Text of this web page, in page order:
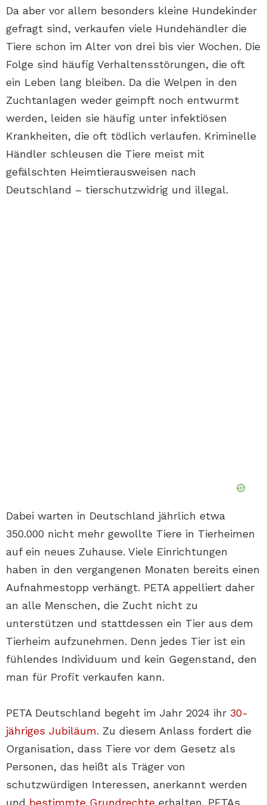
Da aber vor allem besonders kleine Hundekinder
gefragt sind, verkaufen viele Hundehändler die
Tiere schon im Alter von drei bis vier Wochen. Die
Folge sind häufig Verhaltensstörungen, die oft
ein Leben lang bleiben. Da die Welpen in den
Zuchtanlagen weder geimpft noch entwurmt
werden, leiden sie häufig unter infektiösen
Krankheiten, die oft tödlich verlaufen. Kriminelle
Händler schleusen die Tiere meist mit
gefälschten Heimtierausweisen nach
Deutschland – tierschutzwidrig und illegal.
Dabei warten in Deutschland jährlich etwa
350.000 nicht mehr gewollte Tiere in Tierheimen
auf ein neues Zuhause. Viele Einrichtungen
haben in den vergangenen Monaten bereits einen
Aufnahmestopp verhängt. PETA appelliert daher
an alle Menschen, die Zucht nicht zu
unterstützen und stattdessen ein Tier aus dem
Tierheim aufzunehmen. Denn jedes Tier ist ein
fühlendes Individuum und kein Gegenstand, den
man für Profit verkaufen kann.
PETA Deutschland begeht im Jahr 2024 ihr 30-
jähriges Jubiläum. Zu diesem Anlass fordert die
Organisation, dass Tiere vor dem Gesetz als
Personen, das heißt als Träger von
schutzwürdigen Interessen, anerkannt werden
und bestimmte Grundrechte erhalten. PETAs